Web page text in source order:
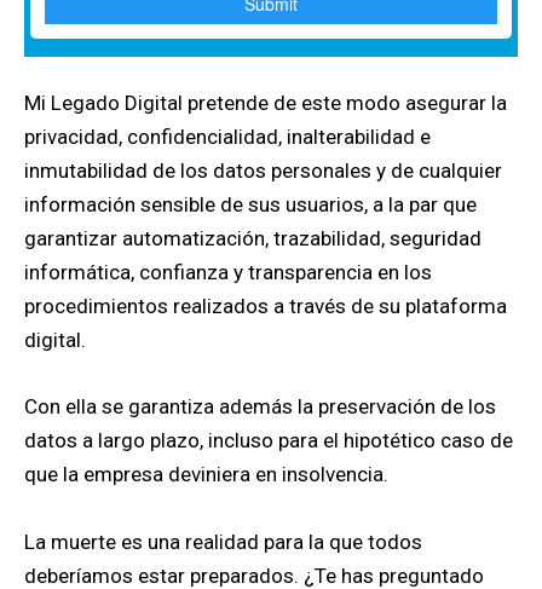
Mi Legado Digital pretende de este modo asegurar la
privacidad, confidencialidad, inalterabilidad e
inmutabilidad de los datos personales y de cualquier
información sensible de sus usuarios, a la par que
garantizar automatización, trazabilidad, seguridad
informática, confianza y transparencia en los
procedimientos realizados a través de su plataforma
digital.
Con ella se garantiza además la preservación de los
datos a largo plazo, incluso para el hipotético caso de
que la empresa deviniera en insolvencia.
La muerte es una realidad para la que todos
deberíamos estar preparados. ¿Te has preguntado